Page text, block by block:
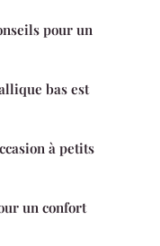
pour un
bas est
à petits
un confort